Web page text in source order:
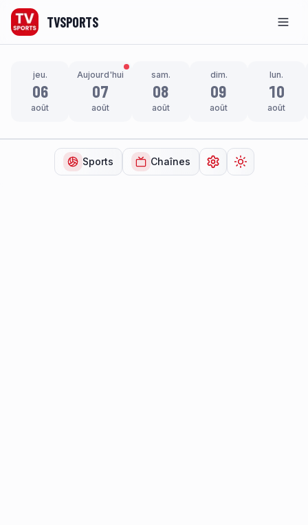
TVSPORTS
jeu.
06
août
Aujourd'hui
07
août
sam.
08
août
dim.
09
août
lun.
10
août
Sports Chaînes Ouvrir lesChanger de